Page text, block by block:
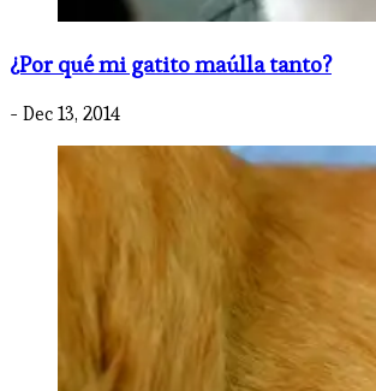
¿Por qué mi gatito maúlla tanto?
- Dec 13, 2014